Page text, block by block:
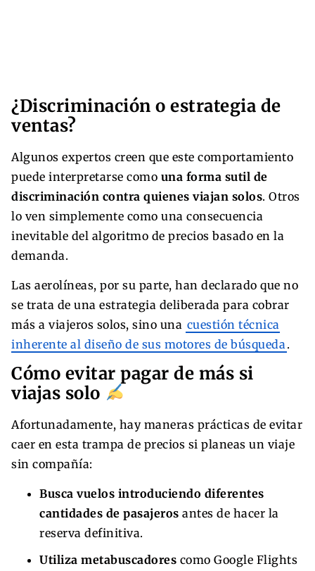
¿Discriminación o estrategia de
ventas?
Algunos expertos creen que este comportamiento
puede interpretarse como una forma sutil de
discriminación contra quienes viajan solos. Otros
lo ven simplemente como una consecuencia
inevitable del algoritmo de precios basado en la
demanda.
Las aerolíneas, por su parte, han declarado que no
se trata de una estrategia deliberada para cobrar
más a viajeros solos, sino una cuestión técnica
inherente al diseño de sus motores de búsqueda .
Cómo evitar pagar de más si
viajas solo
Afortunadamente, hay maneras prácticas de evitar
caer en esta trampa de precios si planeas un viaje
sin compañía:
Busca vuelos introduciendo diferentes
cantidades de pasajeros antes de hacer la
reserva definitiva.
Utiliza metabuscadores como Google Flights